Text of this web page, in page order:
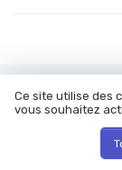
Les
Ce site utilise des
vous souhaitez